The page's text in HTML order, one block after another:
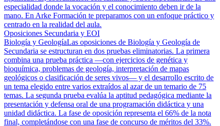
especialidad donde la vocación y el conocimiento deben ir de la
mano. En Arke Formación te preparamos con un enfoque práctico y
centrado en la realidad del aula.
Oposiciones Secundaria y EOI
Biología y GeologíaLas oposiciones de Biología y Geología de
Secundaria se estructuran en dos pruebas eliminatorias. La primera
combina una prueba práctica —con ejercicios de genética y
bioquímica, problemas de geología, interpretación de mapas
geológicos o clasificación de seres vivos— y el desarrollo escrito de
un tema elegido entre varios extraídos al azar de un temario de 75
temas. La segunda prueba evalúa la aptitud pedagógica mediante la
presentación y defensa oral de una programación didáctica y una
unidad didáctica. La fase de oposición representa el 66% de la nota
final, completándose con una fase de concurso de méritos del 33%.